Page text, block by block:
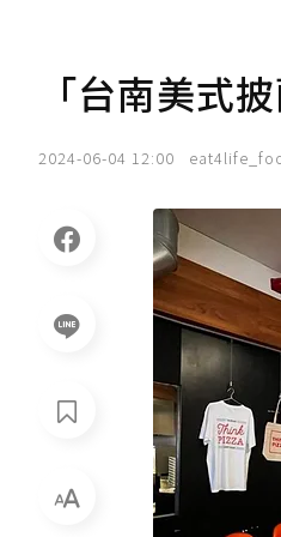
「台南美式
2024-06-04 12:00